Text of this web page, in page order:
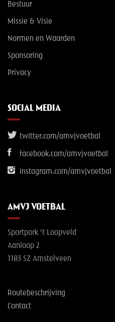
Bestuur
Missie & Visie
Normen en Waarden
Sponsoring
Privacy
SOCIAL MEDIA
twitter.com/amvjvoetbal
facebook.com/amvjvoetbal
instagram.com/amvjvoetbal
AMVJ VOETBAL
Sportpark 't Loopveld
Aanloop 2
1183 SZ Amstelveen
Routebeschrijving
Contact